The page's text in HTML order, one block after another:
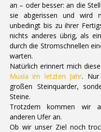
an – oder besser: an die
sie abgerissen und wird
unbedingt bis zu ihrer
nichts anderes übrig, als
durch die Stromschnellen
warten.
Natürlich erinnert mich
Muxía im letzten Jahr. Nur
großen Steinquarder,
Steine.
Trotzdem kommen wir
anderen Ufer an.
Ob wir unser Ziel noch